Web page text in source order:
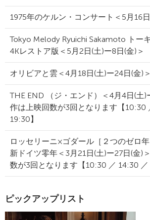
1975年のケルン・コンサート＜5月16
Tokyo Melody Ryuichi Sakamoto トー
4Kレストア版＜5月2日(土)ー8日(金)＞
オリビアと雲＜4月18日(土)ー24日(金)＞
THE END （ジ・エンド）＜4月4日(土
作は上映回数が3回となります【10:30
19:30】
ロッセリーニ×ゴダール［２つのゼロ年
新ドイツ零年＜3月21日(土)ー27日(金)
数が3回となります【10:30 ／ 14:30 ／
ピックアップリスト